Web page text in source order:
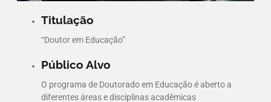
Titulação
“Doutor em Educação”
Público Alvo
O programa de Doutorado em Educação é aberto a
diferentes áreas e disciplinas acadêmicas